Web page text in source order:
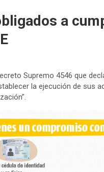
a
Supremo 4546 que
la ejecución de sus